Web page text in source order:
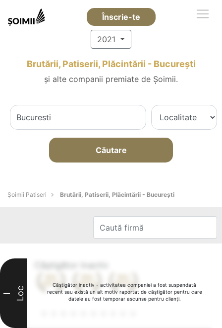
Înscrie-te
2021
Brutării, Patiserii, Plăcintării - Bucureşti
și alte companii premiate de Șoimii.
Căutare
Șoimii Patiseri Brutării, Patiserii, Plăcintării - Bucureşti
Câștigător inactiv - activitatea companiei a fost suspendată
recent sau există un alt motiv raportat de câștigător pentru care
datele au fost temporar ascunse pentru clienți.
I Loc